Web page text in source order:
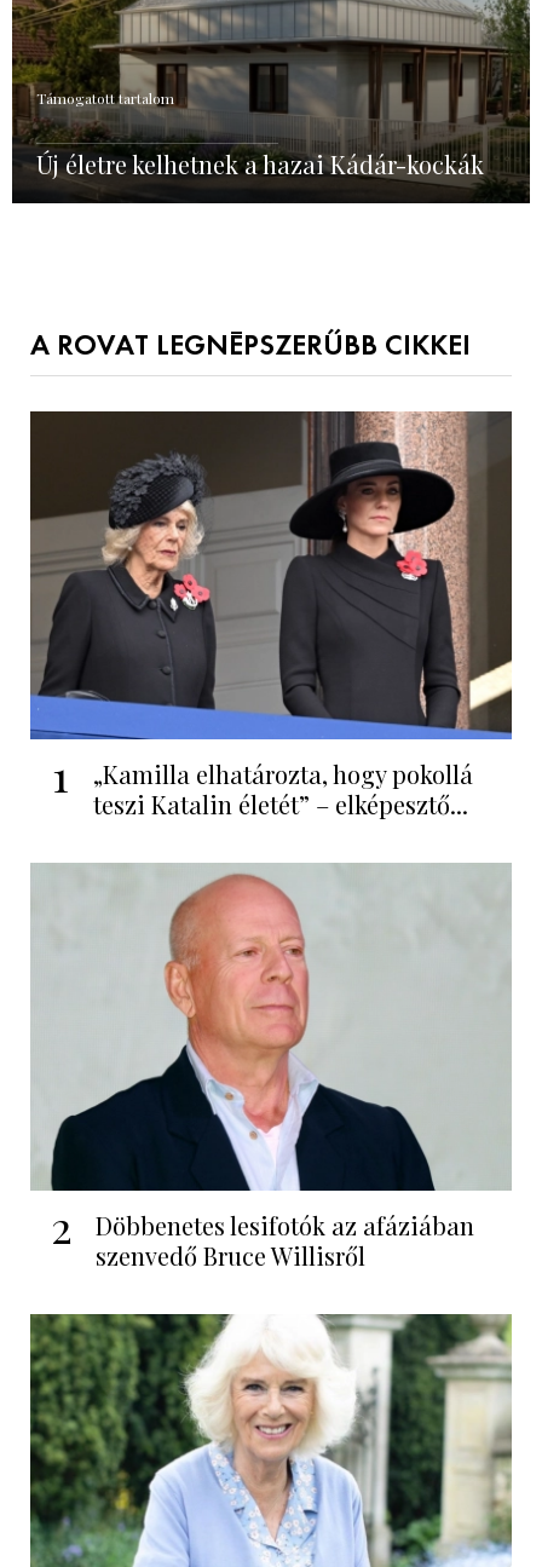
Támogatott tartalom
Új életre kelhetnek a hazai Kádár-kockák
A ROVAT LEGNÉPSZERŰBB CIKKEI
1
„Kamilla elhatározta, hogy pokollá
teszi Katalin életét” – elképesztő...
2
Döbbenetes lesifotók az afáziában
szenvedő Bruce Willisről